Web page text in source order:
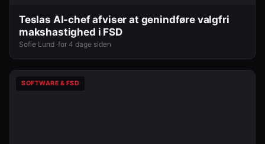
Teslas AI-chef afviser at genindføre valgfri
makshastighed i FSD
Sofie Lund ·for 4 dage siden
SOFTWARE & FSD